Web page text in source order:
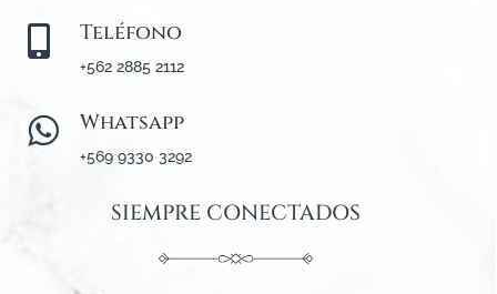
 Teléfono
+562 2885 2112
 Whatsapp
+569 9330 3292
SIEMPRE CONECTADOS